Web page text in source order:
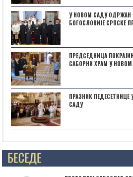
У НОВОМ САДУ ОДРЖАН
БОГОСЛОВИЈЕ СРПСКЕ
ПРЕДСЕДНИЦА
САБОРНИ ХРАМ У
ПРАЗНИК
САДУ
Posts not found